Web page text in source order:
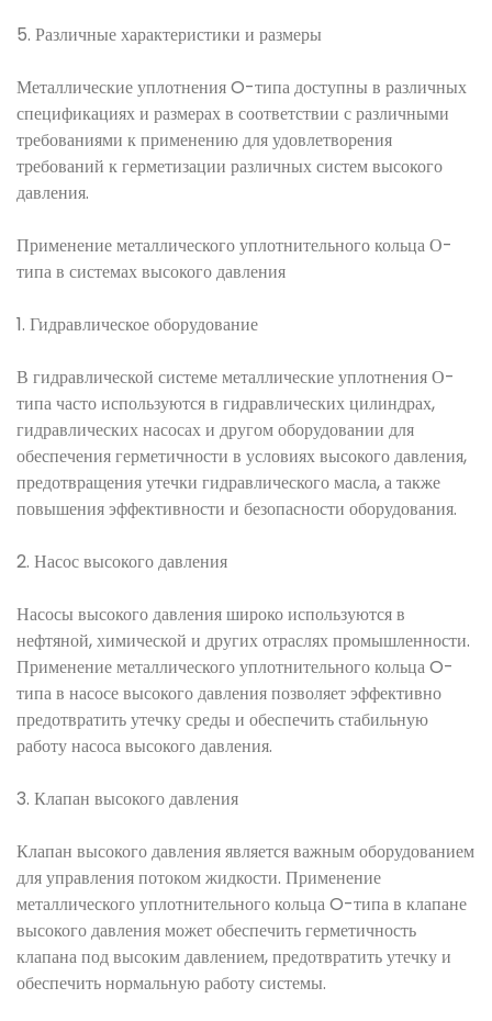
5. Различные характеристики и размеры
Металлические уплотнения O-типа доступны в различных
спецификациях и размерах в соответствии с различными
требованиями к применению для удовлетворения
требований к герметизации различных систем высокого
давления.
Применение металлического уплотнительного кольца О-
типа в системах высокого давления
1. Гидравлическое оборудование
В гидравлической системе металлические уплотнения О-
типа часто используются в гидравлических цилиндрах,
гидравлических насосах и другом оборудовании для
обеспечения герметичности в условиях высокого давления,
предотвращения утечки гидравлического масла, а также
повышения эффективности и безопасности оборудования.
2. Насос высокого давления
Насосы высокого давления широко используются в
нефтяной, химической и других отраслях промышленности.
Применение металлического уплотнительного кольца O-
типа в насосе высокого давления позволяет эффективно
предотвратить утечку среды и обеспечить стабильную
работу насоса высокого давления.
3. Клапан высокого давления
Клапан высокого давления является важным оборудованием
для управления потоком жидкости. Применение
металлического уплотнительного кольца O-типа в клапане
высокого давления может обеспечить герметичность
клапана под высоким давлением, предотвратить утечку и
обеспечить нормальную работу системы.